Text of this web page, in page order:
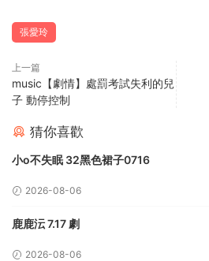
張愛玲
上一篇
music【劇情】處罰考試失利的兒
子 動停控制
猜你喜歡
小o不失眠 32黑色裙子0716
2026-08-06
鹿鹿沄 7.17 劇
2026-08-06